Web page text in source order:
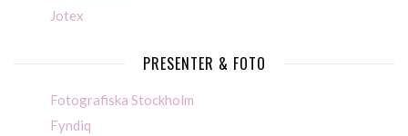
Jotex
PRESENTER & FOTO
Fotografiska Stockholm
Fyndiq